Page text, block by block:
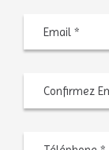
Téléphone